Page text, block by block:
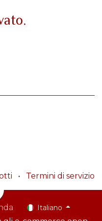
• Termini di servizio
Italiano